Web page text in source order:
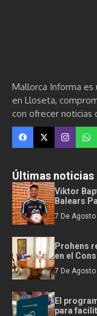
Mallorca Informa es
en Lloseta,
con ofrecer noticias
Últimas noticias
Viktor
Balears
7 De Agosto
Prohens
en el
7 De Agosto
El
para